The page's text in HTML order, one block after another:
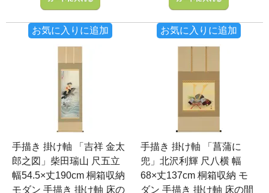
お気に入りに追加 お気に入りに追加
手描き 掛け軸 「吉祥 金太
郎之図」柴田瑞山 尺五立
幅54.5×丈190cm 桐箱収納
モダン 手描き 掛け軸 床の
手描き 掛け軸 「菖蒲に
兜」北沢利輝 尺八横 幅
68×丈137cm 桐箱収納 モ
ダン 手描き 掛け軸 床の間